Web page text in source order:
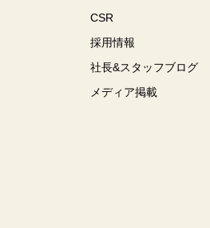
CSR
採用情報
社長&スタッフブログ
メディア掲載